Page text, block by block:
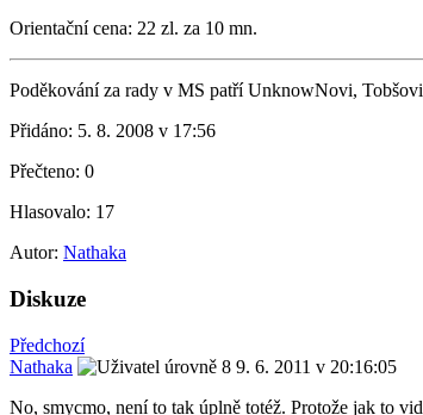
Orientační cena: 22 zl. za 10 mn.
Poděkování za rady v MS patří UnknowNovi,
Přidáno: 5. 8. 2008 v 17:56
Přečteno: 0
Hlasovalo: 17
Autor: Nathaka
Diskuze
Předchozí
Nathaka
9. 6. 2011 v 20:16:05
No, smycmo, není to tak úplně totéž. Protože jak to